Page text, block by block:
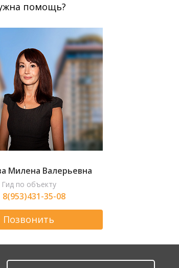
помощь?
Милена Валерьевна
Гид по объекту
8(953)431-35-08
Позвонить